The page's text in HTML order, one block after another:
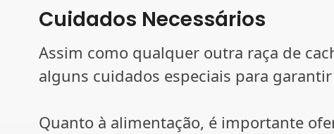
Cuidados Necessários
Assim como qualquer outra raça de
alguns cuidados especiais para
Quanto à alimentação, é importante